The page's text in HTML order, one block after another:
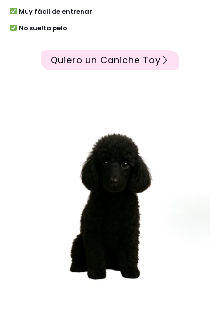
Muy fácil de entrenar
No suelta pelo
Quiero un Caniche Toy